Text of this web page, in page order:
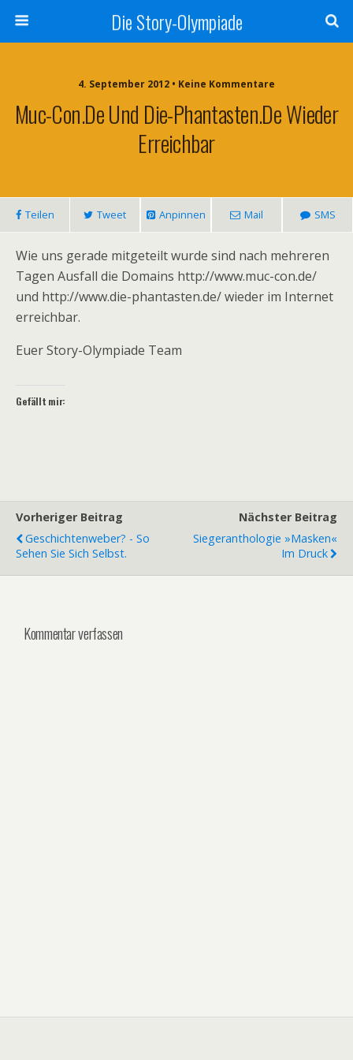
Die Story-Olympiade
4. September 2012 • Keine Kommentare
Muc-Con.de Und Die-Phantasten.de Wieder
Erreichbar
Teilen Tweet Anpinnen Mail SMS
Wie uns gerade mitgeteilt wurde sind nach mehreren
Tagen Ausfall die Domains http://www.muc-con.de/
und http://www.die-phantasten.de/ wieder im Internet
erreichbar.
Euer Story-Olympiade Team
Gefällt mir:
Vorheriger Beitrag
Geschichtenweber? - So
Sehen Sie Sich Selbst.
Nächster Beitrag
Siegeranthologie »Masken«
Im Druck
Kommentar verfassen